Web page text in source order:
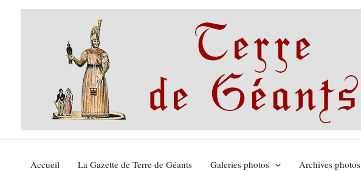
Accueil La Gazette de Terre de Géants Galeries photos Archives photos